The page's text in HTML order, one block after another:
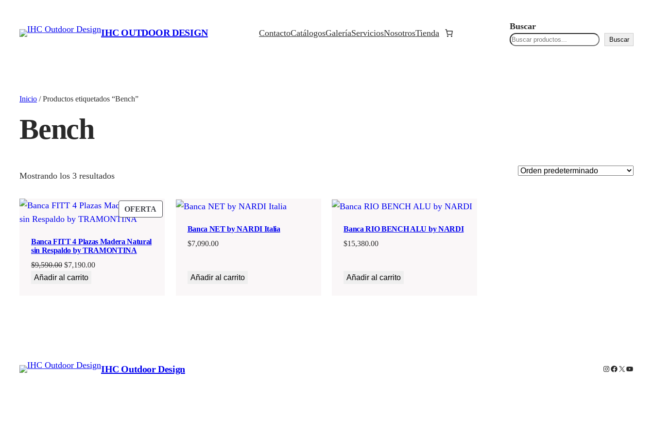
IHC OUTDOOR DESIGN ContactoCatálogosGaleríaServiciosNosotrosTienda
Buscar
Buscar
Inicio / Productos etiquetados “Bench”
Bench
Mostrando los 3 resultados
OFERTA PRODUCTO
OFERTA
Banca FITT 4 Plazas Madera Natural
sin Respaldo by TRAMONTINA
$9,590.00 El
precio
$7,190.00El
Añadir al carrito
Banca NET by NARDI Italia
$7,090.00
Añadir al carrito
Banca RIO BENCH ALU by NARDI
$15,380.00
Añadir al carrito
IHC Outdoor Design Instagram
Facebook
X YouTube